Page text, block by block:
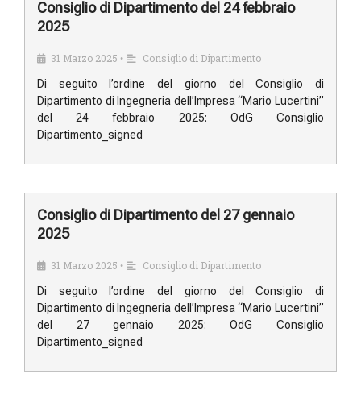
Consiglio di Dipartimento del 24 febbraio
2025
31 Marzo 2025 •
Consiglio di Dipartimento
Di seguito l’ordine del giorno del Consiglio di
Dipartimento di Ingegneria dell’Impresa “Mario Lucertini”
del 24 febbraio 2025: OdG Consiglio
Dipartimento_signed
Consiglio di Dipartimento del 27 gennaio
2025
31 Marzo 2025 •
Consiglio di Dipartimento
Di seguito l’ordine del giorno del Consiglio di
Dipartimento di Ingegneria dell’Impresa “Mario Lucertini”
del 27 gennaio 2025: OdG Consiglio
Dipartimento_signed